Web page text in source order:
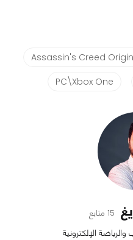
Assassin's Creed
PC\Xbox One
15 متابع
الإلكترونية